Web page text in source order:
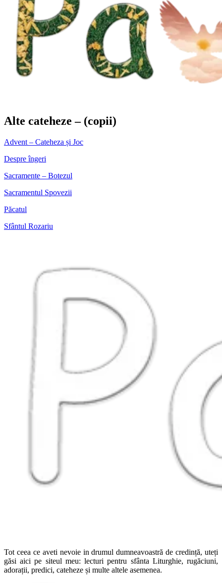
Alte cateheze – (copii)
Advent – Cateheza și Joc
Despre îngeri
Sacramente – Botezul
Sacramentul Spovezii
Păcatul
Sfântul Rozariu
Tot ceea ce aveti nevoie in drumul dumneavoastră de credință, uteți
găsi aici pe siteul meu: lecturi pentru sfânta Liturghie, rugăciuni,
adorații, predici, cateheze și multe altele asemenea.